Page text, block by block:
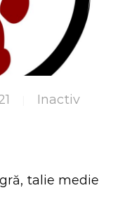
Inactiv
talie medie